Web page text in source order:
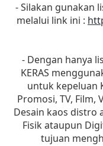
- Silakan gunakan
melalui link ini :
- Dengan hanya
KERAS
untuk kepeluan
Promosi, TV, Film,
Desain kaos distro
Fisik ataupun
tujuan